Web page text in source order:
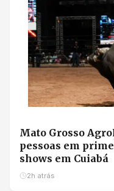
Mato Grosso
pessoas em
shows em Cuiabá
2h atrás